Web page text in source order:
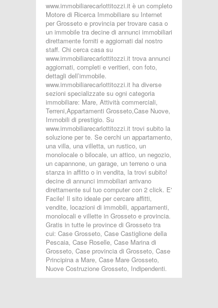
www.immobiliarecarlottitozzi.it è un completo
Motore di Ricerca Immobiliare su Internet
per Grosseto e provincia per trovare casa o
un immobile tra decine di annunci immobiliari
direttamente forniti e aggiornati dal nostro
staff. Chi cerca casa su
www.immobiliarecarlottitozzi.it trova annunci
aggiornati, completi e veritieri, con foto,
dettagli dell’immobile.
www.immobiliarecarlottitozzi.it ha diverse
sezioni specializzate su ogni categoria
immobiliare: Mare, Attività commerciali,
Terreni,Appartamenti Grosseto,Case Nuove,
Immobili di prestigio. Su
www.immobiliarecarlottitozzi.it trovi subito la
soluzione per te. Se cerchi un appartamento,
una villa, una villetta, un rustico, un
monolocale o bilocale, un attico, un negozio,
un capannone, un garage, un terreno o una
stanza in affitto o in vendita, la trovi subito!
decine di annunci immobiliari arrivano
direttamente sul tuo computer con 2 click. E'
Facile! Il sito ideale per cercare affitti,
vendite, locazioni di immobili, appartamenti,
monolocali e villette in Grosseto e provincia.
Gratis in tutte le province di Grosseto tra
cui: Case Grosseto, Case Castiglione della
Pescaia, Case Roselle, Case Marina di
Grosseto, Case provincia di Grosseto, Case
Principina a Mare, Case Mare Grosseto,
Nuove Costruzione Grosseto, Indipendenti.